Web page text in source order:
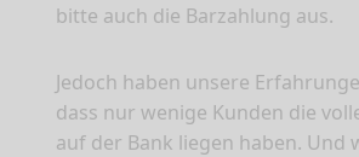
bitte auch die Barzahlung aus.
Jedoch haben unsere
dass nur wenige Kunden die
auf der Bank liegen haben. Und